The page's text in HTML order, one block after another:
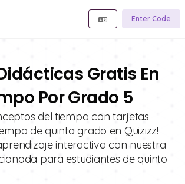
Enter Code
Gratis En
Por Grado 5
del tiempo con tarjetas
de quinto grado en Quizizz!
interactivo con nuestra
para estudiantes de quinto